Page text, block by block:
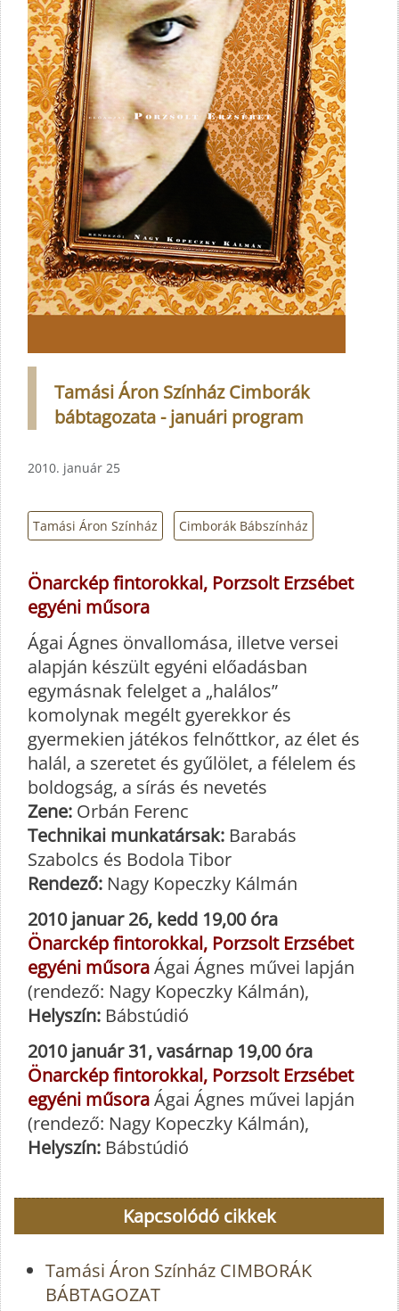
Tamási Áron Színház Cimborák
bábtagozata - januári program
2010. január 25
Tamási Áron Színház Cimborák Bábszínház
Önarckép fintorokkal, Porzsolt Erzsébet
egyéni műsora
Ágai Ágnes önvallomása, illetve versei
alapján készült egyéni előadásban
egymásnak felelget a „halálos”
komolynak megélt gyerekkor és
gyermekien játékos felnőttkor, az élet és
halál, a szeretet és gyűlölet, a félelem és
boldogság, a sírás és nevetés
Zene: Orbán Ferenc
Technikai munkatársak: Barabás
Szabolcs és Bodola Tibor
Rendező: Nagy Kopeczky Kálmán
2010 januar 26, kedd 19,00 óra
Önarckép fintorokkal, Porzsolt Erzsébet
egyéni műsoraÁgai Ágnes művei lapján
(rendező: Nagy Kopeczky Kálmán),
Helyszín: Bábstúdió
2010 január 31, vasárnap 19,00 óra
Önarckép fintorokkal, Porzsolt Erzsébet
egyéni műsoraÁgai Ágnes művei lapján
(rendező: Nagy Kopeczky Kálmán),
Helyszín: Bábstúdió
Kapcsolódó cikkek
Tamási Áron Színház CIMBORÁK
BÁBTAGOZAT